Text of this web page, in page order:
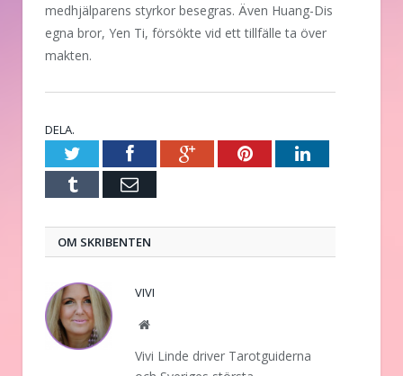
medhjälparens styrkor besegras. Även Huang-Dis
egna bror, Yen Ti, försökte vid ett tillfälle ta över
makten.
DELA.
TwitterFacebookGoogle+PinterestLinkedIn
Tumblr E-
OM SKRIBENTEN
VIVI
Website
Vivi Linde driver Tarotguiderna